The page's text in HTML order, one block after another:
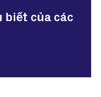
biết của các